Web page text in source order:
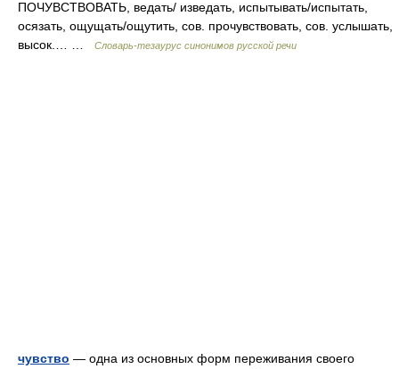
ПОЧУВСТВОВАТЬ, ведать/ изведать, испытывать/испытать,
осязать, ощущать/ощутить, сов. прочувствовать, сов. услышать,
высок.… …
Словарь-тезаурус синонимов русской речи
чувство — одна из основных форм переживания своего